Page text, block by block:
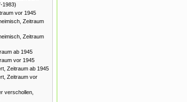
1983)
vor 1945
Zeitraum
Zeitraum
ab 1945
vor 1945
Zeitraum ab 1945
Zeitraum vor
verschollen,